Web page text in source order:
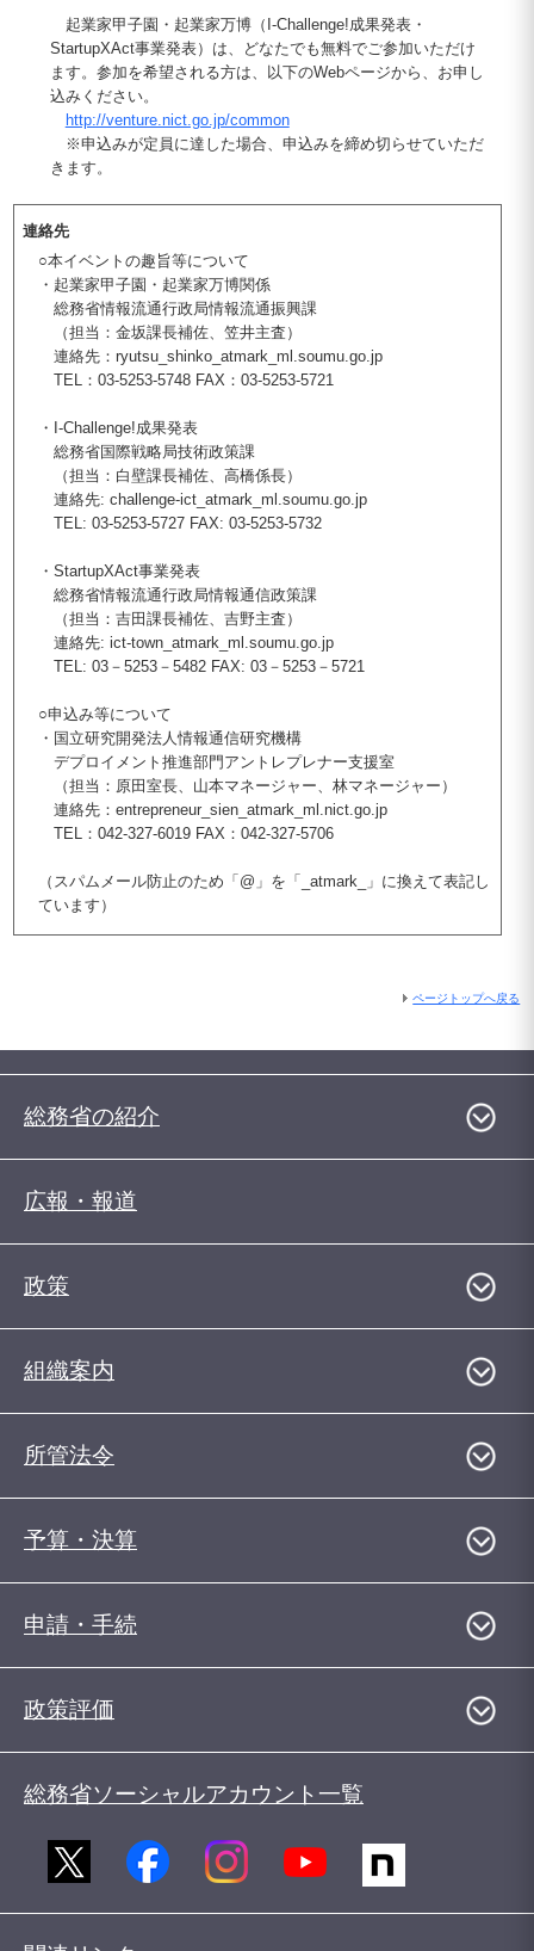
起業家甲子園・起業家万博（I-Challenge!成果発表・
StartupXAct事業発表）は、どなたでも無料でご参加いただけ
ます。参加を希望される方は、以下のWebページから、お申し
込みください。
http://venture.nict.go.jp/common
※申込みが定員に達した場合、申込みを締め切らせていただ
きます。
連絡先
○本イベントの趣旨等について
・起業家甲子園・起業家万博関係
総務省情報流通行政局情報流通振興課
（担当：金坂課長補佐、笠井主査）
連絡先：ryutsu_shinko_atmark_ml.soumu.go.jp
TEL：03-5253-5748 FAX：03-5253-5721
・I-Challenge!成果発表
総務省国際戦略局技術政策課
（担当：白壁課長補佐、高橋係長）
連絡先: challenge-ict_atmark_ml.soumu.go.jp
TEL: 03-5253-5727 FAX: 03-5253-5732
・StartupXAct事業発表
総務省情報流通行政局情報通信政策課
（担当：吉田課長補佐、吉野主査）
連絡先: ict-town_atmark_ml.soumu.go.jp
TEL: 03－5253－5482 FAX: 03－5253－5721
○申込み等について
・国立研究開発法人情報通信研究機構
デプロイメント推進部門アントレプレナー支援室
（担当：原田室長、山本マネージャー、林マネージャー）
連絡先：entrepreneur_sien_atmark_ml.nict.go.jp
TEL：042-327-6019 FAX：042-327-5706
（スパムメール防止のため「@」を「_atmark_」に換えて表記し
ています）
ページトップへ戻る
総務省の紹介
広報・報道
政策
組織案内
所管法令
予算・決算
申請・手続
政策評価
総務省ソーシャルアカウント一覧